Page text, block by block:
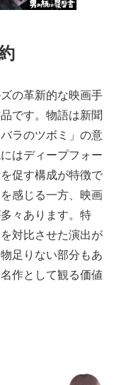
の革新的な映画手
です。物語は新聞
ラのツボミ」の意
はディープフォー
促す構成が特徴で
感じる一方、映画
々あります。特
対比させた演出が
足りない部分もあ
作として観る価値